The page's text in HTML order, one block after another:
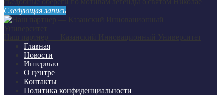
Следующая запись
Главная
Новости
Интервью
О центре
Контакты
Политика конфиденциальности